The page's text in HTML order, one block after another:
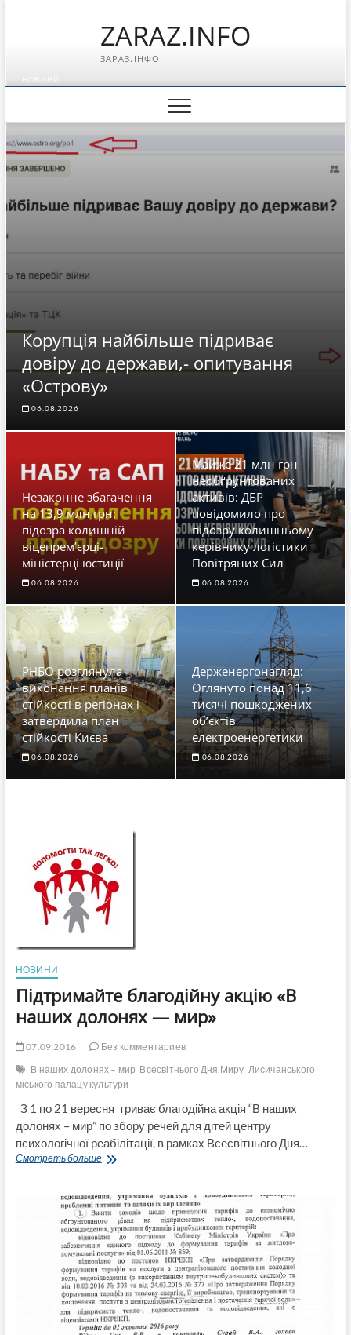
ZARAZ.INFO
ЗАРАЗ.ІНФО
НОВИНИ
Корупція найбільше підриває
довіру до держави,- опитування
«Острову»
06.08.2026
Незаконне збагачення
на 13,9 млн грн:
підозра колишній
віцепрем’єрці-
міністерці юстиції
06.08.2026
Майже 21 млн грн
необґрунтованих
активів: ДБР
повідомило про
підозру колишньому
керівнику логістики
Повітряних Сил
06.08.2026
РНБО розглянула
виконання планів
стійкості в регіонах і
затвердила план
стійкості Києва
06.08.2026
Держенергонагляд:
Оглянуто понад 11,6
тисячі пошкоджених
об’єктів
електроенергетики
06.08.2026
НОВИНИ
Підтримайте благодійну акцію «В
наших долонях — мир»
07.09.2016
Без комментариев
В наших долонях – мир Всесвітнього Дня Миру Лисичанського
міського палацу культури
З 1 по 21 вересня триває благодійна акція “В наших
долонях – мир” по збору речей для дітей центру
психологічної реабілітації, в рамках Всесвітнього Дня…
Смотреть большеПідтримайте
«В
наших
долонях
—
мир»